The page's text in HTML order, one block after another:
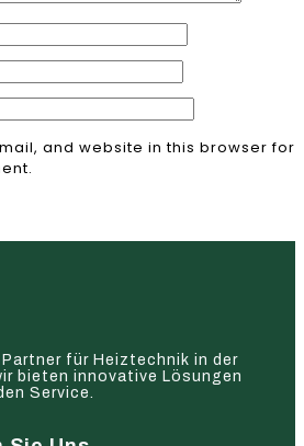
and website in this browser for
für Heiztechnik in der
bieten innovative Lösungen
Service.